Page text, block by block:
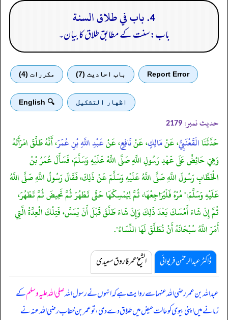
4. باب في طلاق السنة
باب: سنت کے مطابق طلاق کا بیان۔
Report Error باب احادیث (7) مكررات (4)
اظهار التشكيل 🔍 English
حدیث نمبر: 2179
حَدَّثَنَاالْقَعْنَبِيُّ، عَنْمَالِكٍ، عَنْنَافِعٍ، عَنْعَبْدِ اللَّهِ بْنِ عُمَرَ، أَنَّهُ طَلَّقَ امْرَأَتَهُ
وَهِيَ حَائِضٌ عَلَى عَهْدِ رَسُولِ اللَّهِ صَلَّى اللَّهُ عَلَيْهِ وَسَلَّمَ، فَسَأَلَ عُمَرُ بْنُ
الْخَطَّابِ رَسُولَ اللَّهِ صَلَّى اللَّهُ عَلَيْهِ وَسَلَّمَ عَنْ ذَلِكَ، فَقَالَ رَسُولُ اللَّهِ صَلَّى اللَّهُ
عَلَيْهِ وَسَلَّمَ:" مُرْهُ فَلْيُرَاجِعْهَا، ثُمَّ لِيُمْسِكْهَا حَتَّى تَطْهُرَ ثُمَّ تَحِيضَ ثُمَّ تَطْهُرَ،
ثُمَّ إِنْ شَاءَ أَمْسَكَ بَعْدَ ذَلِكَ وَإِنْ شَاءَ طَلَّقَ قَبْلَ أَنْ يَمَسَّ، فَتِلْكَ الْعِدَّةُ الَّتِي
أَمَرَ اللَّهُ سُبْحَانَهُ أَنْ تُطَلَّقَ لَهَا النِّسَاءُ".
ڈاکٹر عبدالرحمٰن فریوائی الشیخ عمر فاروق سعیدی
عبداللہ بن عمر رضی اللہ عنہما سے روایت ہے کہانہوں نے رسول اللہصلی اللہ علیہ وسلمکے
زمانے میں اپنی بیوی کو حالت حیض میں طلاق دے دی، تو عمر بن خطاب رضی اللہ عنہ نے